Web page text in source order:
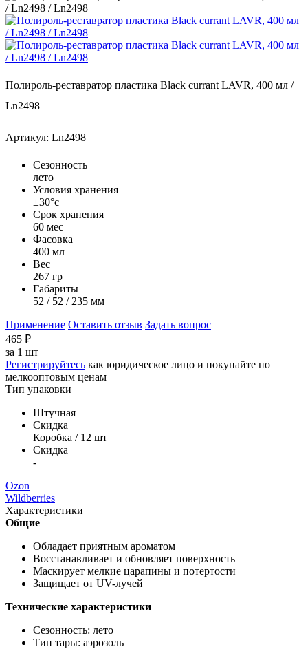
Полироль-реставратор пластика Black currant LAVR, 400 мл /
Ln2498
Артикул: Ln2498
Сезонность
лето
Условия хранения
±30°с
Срок хранения
60 мес
Фасовка
400 мл
Вес
267 гр
Габариты
52 / 52 / 235 мм
Применение Оставить отзыв Задать вопрос
465 ₽
за 1 шт
Регистрируйтесь как юридическое лицо и покупайте по
мелкооптовым ценам
Тип упаковки
Штучная
Скидка
Коробка / 12 шт
Скидка
-
Ozon
Wildberries
Характеристики
Общие
Обладает приятным ароматом
Восстанавливает и обновляет поверхность
Маскирует мелкие царапины и потертости
Защищает от UV-лучей
Технические характеристики
Сезонность: лето
Тип тары: аэрозоль